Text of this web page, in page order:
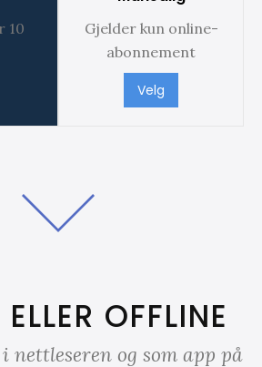
10
Gjelder kun online-
abonnement
Velg
OFFLINE
nettleseren og som app på